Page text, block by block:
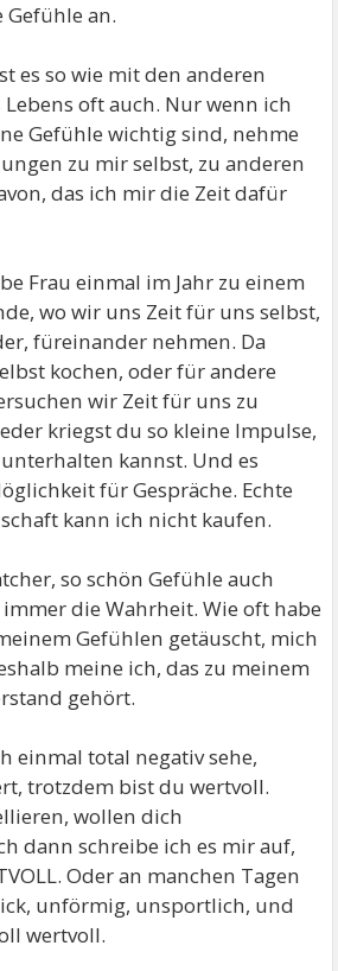
an.
es so wie mit den anderen
oft auch. Nur wenn ich
Gefühle wichtig sind, nehme
zu mir selbst, zu anderen
das ich mir die Zeit dafür
Frau einmal im Jahr zu einem
wo wir uns Zeit für uns selbst,
füreinander nehmen. Da
kochen, oder für andere
wir Zeit für uns zu
kriegst du so kleine Impulse,
kannst. Und es
für Gespräche. Echte
kann ich nicht kaufen.
so schön Gefühle auch
die Wahrheit. Wie oft habe
Gefühlen getäuscht, mich
meine ich, das zu meinem
gehört.
einmal total negativ sehe,
trotzdem bist du wertvoll.
wollen dich
dann schreibe ich es mir auf,
Oder an manchen Tagen
unförmig, unsportlich, und
wertvoll.